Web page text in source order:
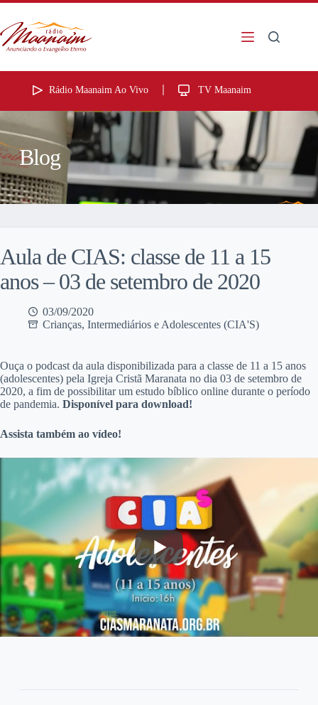
Rádio Maanaim Ao Vivo TV Maanaim
Blog
Aula de CIAS: classe de 11 a 15
anos – 03 de setembro de 2020
03/09/2020
Crianças, Intermediários e Adolescentes (CIA'S)
Ouça o podcast da aula disponibilizada para a classe de 11 a 15 anos
(adolescentes) pela Igreja Cristã Maranata no dia 03 de setembro de
2020, a fim de possibilitar um estudo bíblico online durante o período
de pandemia. Disponível para download!
Assista também ao vídeo!